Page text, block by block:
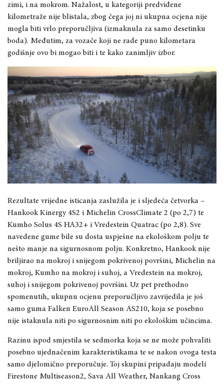
zimi, i na mokrom. Nažalost, u kategoriji predviđene
kilometraže nije blistala, zbog čega joj ni ukupna ocjena nije
mogla biti vrlo preporučljiva (izmaknula za samo desetinku
boda). Međutim, za vozače koji ne rade puno kilometara
godišnje ovo bi mogao biti i te kako zanimljiv izbor.
Rezultate vrijedne isticanja zaslužila je i sljedeća četvorka –
Hankook Kinergy 4S2 i Michelin CrossClimate 2 (po 2,7) te
Kumho Solus 4S HA32+ i Vredestein Quatrac (po 2,8). Sve
navedene gume bile su dosta uspješne na ekološkom polju te
nešto manje na sigurnosnom polju. Konkretno, Hankook nije
briljirao na mokroj i snijegom pokrivenoj površini, Michelin na
mokroj, Kumho na mokroj i suhoj, a Vredestein na mokroj,
suhoj i snijegom pokrivenoj površini. Uz pet prethodno
spomenutih, ukupnu ocjenu preporučljivo zavrijedila je još
samo guma Falken EuroAll Season AS210, koja se posebno
nije istaknula niti po sigurnosnim niti po ekološkim učincima.
Razinu ispod smjestila se sedmorka koja se ne može pohvaliti
posebno ujednačenim karakteristikama te se nakon ovoga testa
samo djelomično preporučuje. Toj skupini pripadaju modeli
Firestone Multiseason2, Sava All Weather, Nankang Cross